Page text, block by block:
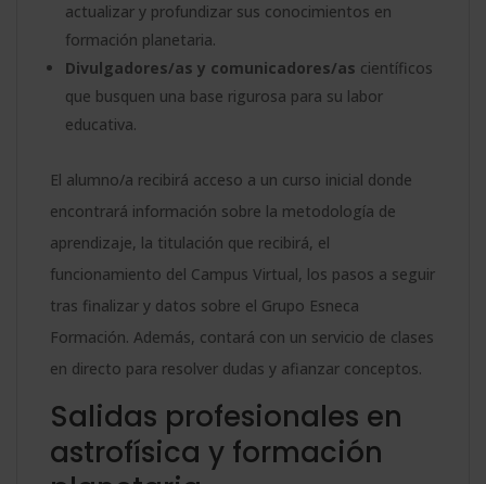
actualizar y profundizar sus conocimientos en
formación planetaria.
Divulgadores/as y comunicadores/as científicos
que busquen una base rigurosa para su labor
educativa.
El alumno/a recibirá acceso a un curso inicial donde
encontrará información sobre la metodología de
aprendizaje, la titulación que recibirá, el
funcionamiento del Campus Virtual, los pasos a seguir
tras finalizar y datos sobre el Grupo Esneca
Formación. Además, contará con un servicio de clases
en directo para resolver dudas y afianzar conceptos.
Salidas profesionales en
astrofísica y formación